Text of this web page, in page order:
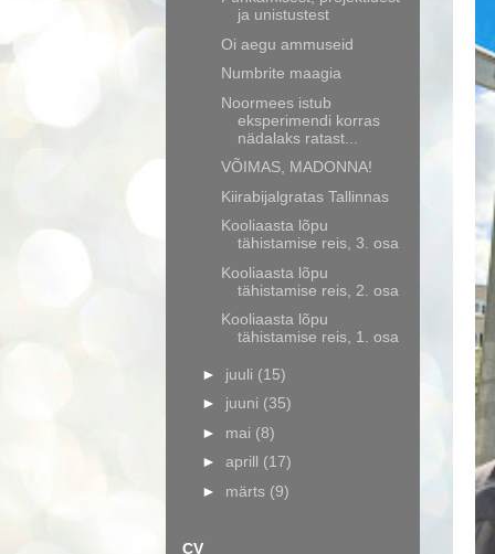
ja unistustest
Oi aegu ammuseid
Numbrite maagia
Noormees istub
eksperimendi korras
nädalaks ratast...
VÕIMAS, MADONNA!
Kiirabijalgratas Tallinnas
Kooliaasta lõpu
tähistamise reis, 3. osa
Kooliaasta lõpu
tähistamise reis, 2. osa
Kooliaasta lõpu
tähistamise reis, 1. osa
► juuli (15)
► juuni (35)
► mai (8)
► aprill (17)
► märts (9)
CV